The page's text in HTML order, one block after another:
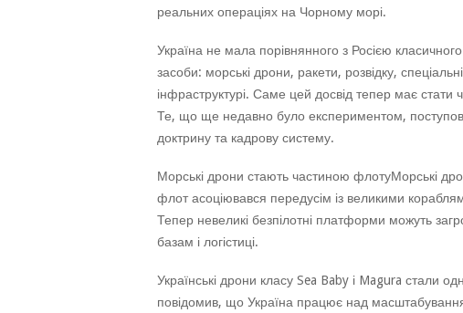
реальних операціях на Чорному морі.
Україна не мала порівнянного з Росією
засоби: морські дрони, ракети, розвідку,
інфраструктурі. Саме цей досвід тепер має стати
Те, що ще недавно було експериментом,
доктрину та кадрову систему.
Морські дрони стають частиною флотуМорські
флот асоціювався передусім із великими
Тепер невеликі безпілотні платформи можуть
базам і логістиці.
Українські дрони класу Sea Baby і Magura стали
повідомив, що Україна працює над